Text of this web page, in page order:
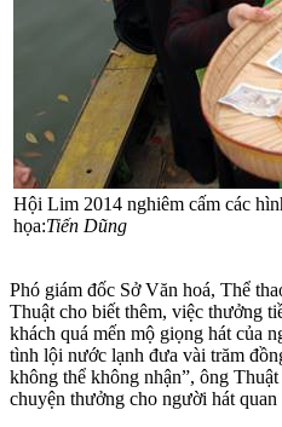
Hội Lim 2014 nghiêm cấm các
họa:Tiến Dũng
Phó giám đốc Sở Văn hoá, Thể
Thuật cho biết thêm, việc thưởng
khách quá mến mộ giọng hát của
tình lội nước lạnh đưa vài trăm
không thể không nhận”, ông
chuyện thưởng cho người hát